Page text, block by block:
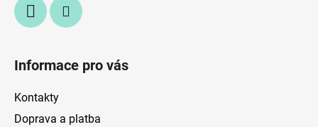
Informace pro vás
Kontakty
Doprava a platba